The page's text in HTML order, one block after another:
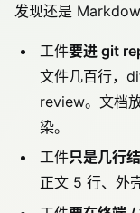
发现还是
工件要进 git
文件几百行，
review。文档
染。
工件只是几行
正文 5 行、外